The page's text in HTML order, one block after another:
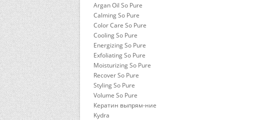
Argan Oil So Pure
Calming So Pure
Color Care So Pure
Cooling So Pure
Energizing So Pure
Exfoliating So Pure
Moisturizing So Pure
Recover So Pure
Styling So Pure
Volume So Pure
Кератин выпрям-ние
Kydra